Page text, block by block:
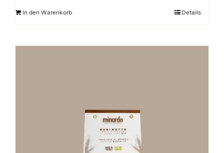
In den Warenkorb Details